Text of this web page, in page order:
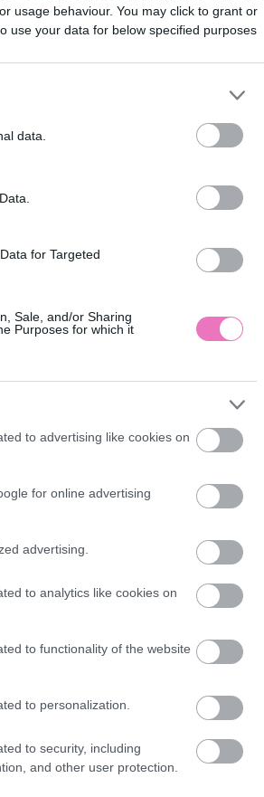
usage behaviour. You may click to grant or
use your data for below specified purposes
data.
for Targeted
Sale, and/or Sharing
Purposes for which it
to advertising like cookies on
for online advertising
advertising.
to analytics like cookies on
to functionality of the website
to personalization.
to security, including
and other user protection.
képéből!
a divattal és a
egy olyan pánt nélküli
»